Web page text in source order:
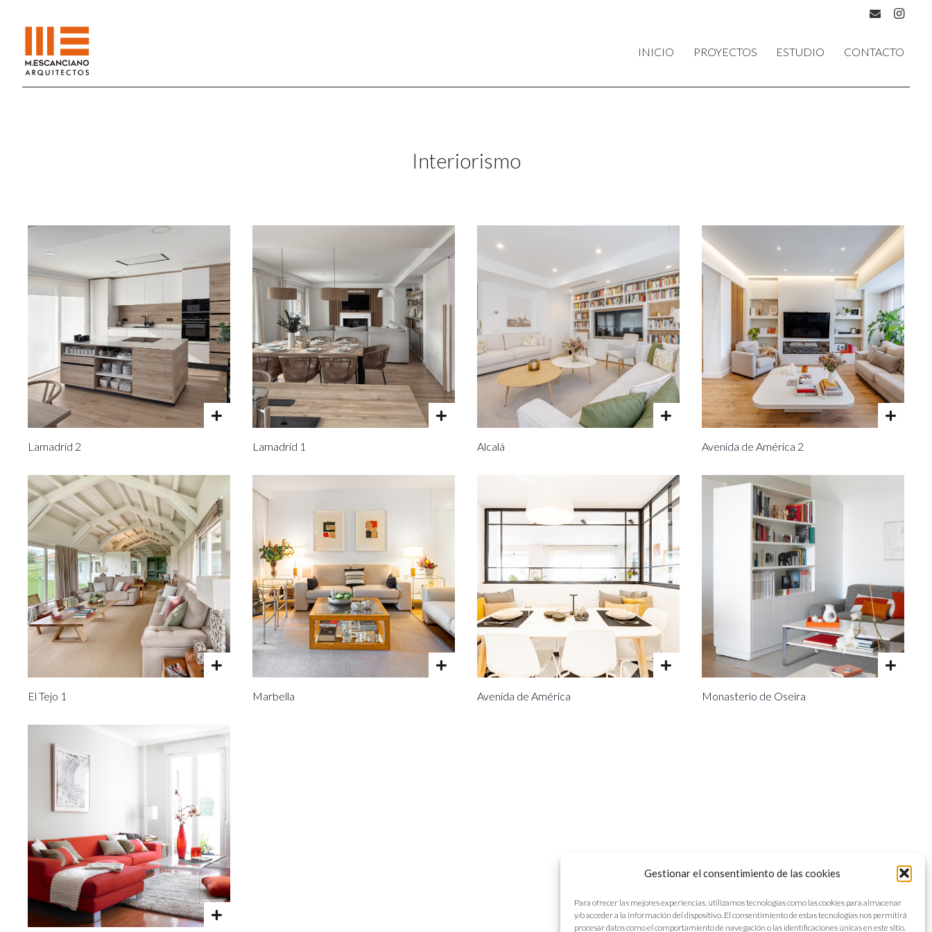
Gestionar el consentimiento de las cookies
Para ofrecer las mejores experiencias, utilizamos tecnologías como las cookies para almacenar
y/o acceder a la información del dispositivo. El consentimiento de estas tecnologías nos permitirá
procesar datos como el comportamiento de navegación o las identificaciones únicas en este sitio.
INICIO PROYECTOS ESTUDIO CONTACTO
Interiorismo
Lamadrid 2 Lamadrid 1 Alcalá Avenida de América 2
El Tejo 1 Marbella Avenida de América Monasterio de Oseira